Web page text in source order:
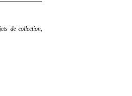
de collection,